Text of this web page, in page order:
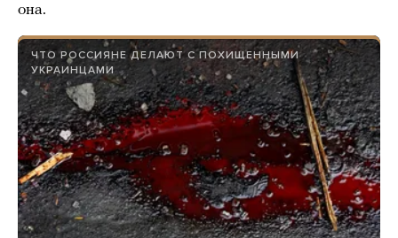
она.
ЧТО РОССИЯНЕ ДЕЛАЮТ С ПОХИЩЕННЫМИ
УКРАИНЦАМИ